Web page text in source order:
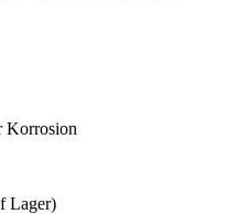
Korrosion
Lager)